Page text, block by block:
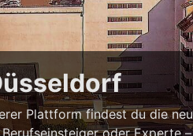
Plattform findest du die